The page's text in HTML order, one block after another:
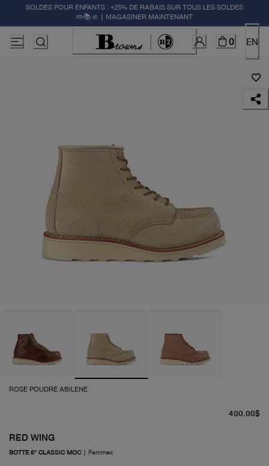
SOLDES POUR ENFANTS : +25% DE RABAIS SUR TOUS LES SOLDES
✏️📚🚸 | MAGASINER MAINTENANT
0 EN
ROSE POUDRÉ ABILENE
RED WING
BOTTE 6" CLASSIC MOC| Femmes
400.00$